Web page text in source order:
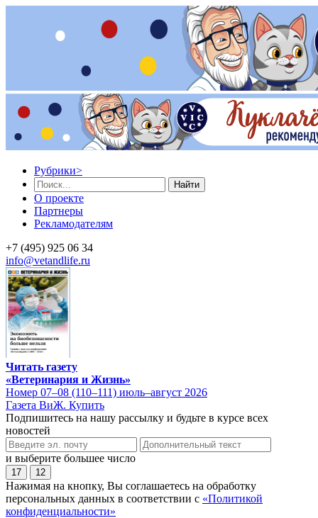
Рубрики>
Найти
О проекте
Партнеры
Рекламодателям
+7 (495) 925 06 34
info@vetandlife.ru
Читать газету
«Ветеринария и Жизнь»
Номер 07–08 (110–111) июль–август 2026
Газета ВиЖ. Купить
Подпишитесь на нашу рассылку и будьте в курсе всех
новостей
и выберите большее число
17 12
Нажимая на кнопку, Вы соглашаетесь на обработку
персональных данных в соответствии с «Политикой
конфиденциальности»